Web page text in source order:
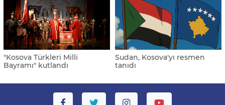
"Kosova Türkleri Milli
Bayramı" kutlandı
Sudan, Kosova'yı resmen
tanıdı